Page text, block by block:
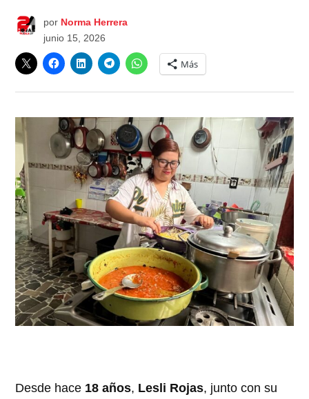
por Norma Herrera
junio 15, 2026
Más
Desde hace 18 años, Lesli Rojas, junto con su